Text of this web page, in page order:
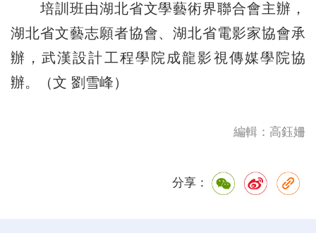
培訓班由湖北省文學藝術界聯合會主辦，
湖北省文藝志願者協會、湖北省電影家協會承
辦，武漢設計工程學院成龍影視傳媒學院協
辦。（文 劉雪峰）
編輯：高鈺姍
分享：